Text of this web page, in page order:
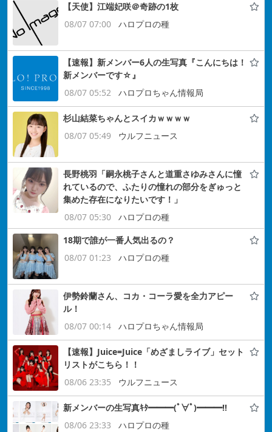
【天使】江端妃咲＠奇跡の1枚
08/07 07:00
ハロプロの種
【速報】新メンバー6人の生写真『こんにちは！
新メンバーです☆』
08/07 05:52
ハロプロちゃん情報局
杉山結菜ちゃんとスイカｗｗｗｗ
08/07 05:49
ウルフニュース
長野桃羽「嗣永桃子さんと道重さゆみさんに憧
れているので、ふたりの憧れの部分をぎゅっと
集めた存在になりたいです！」
08/07 05:30
ハロプロの種
18期で誰が一番人気出るの？
08/07 01:23
ハロプロの種
伊勢鈴蘭さん、コカ・コーラ愛を全力アピー
ル！
08/07 00:14
ハロプロちゃん情報局
【速報】Juice=Juice「めざましライブ」セット
リストがこちら！！
08/06 23:35
ウルフニュース
新メンバーの生写真ｷﾀ━━━(ﾟ∀ﾟ)━━━!!
08/06 23:33
ハロプロの種